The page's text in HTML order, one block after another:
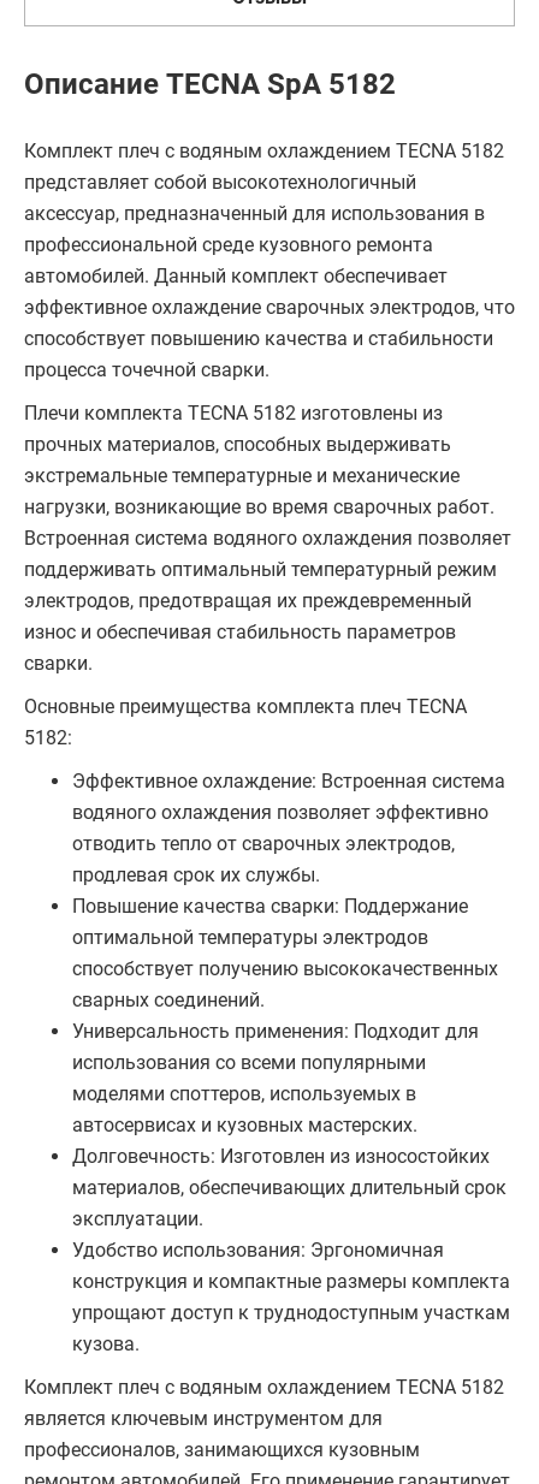
Описание TECNA SpA 5182
Комплект плеч с водяным охлаждением TECNA 5182
представляет собой высокотехнологичный
аксессуар, предназначенный для использования в
профессиональной среде кузовного ремонта
автомобилей. Данный комплект обеспечивает
эффективное охлаждение сварочных электродов, что
способствует повышению качества и стабильности
процесса точечной сварки.
Плечи комплекта TECNA 5182 изготовлены из
прочных материалов, способных выдерживать
экстремальные температурные и механические
нагрузки, возникающие во время сварочных работ.
Встроенная система водяного охлаждения позволяет
поддерживать оптимальный температурный режим
электродов, предотвращая их преждевременный
износ и обеспечивая стабильность параметров
сварки.
Основные преимущества комплекта плеч TECNA
5182:
Эффективное охлаждение: Встроенная система
водяного охлаждения позволяет эффективно
отводить тепло от сварочных электродов,
продлевая срок их службы.
Повышение качества сварки: Поддержание
оптимальной температуры электродов
способствует получению высококачественных
сварных соединений.
Универсальность применения: Подходит для
использования со всеми популярными
моделями споттеров, используемых в
автосервисах и кузовных мастерских.
Долговечность: Изготовлен из износостойких
материалов, обеспечивающих длительный срок
эксплуатации.
Удобство использования: Эргономичная
конструкция и компактные размеры комплекта
упрощают доступ к труднодоступным участкам
кузова.
Комплект плеч с водяным охлаждением TECNA 5182
является ключевым инструментом для
профессионалов, занимающихся кузовным